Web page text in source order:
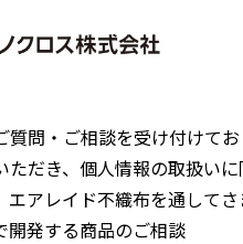
問・ご相談を受け付けてお
だき、個人情報の取扱い
アレイド不織布を通して
開発する商品のご相談